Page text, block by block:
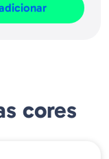
cores